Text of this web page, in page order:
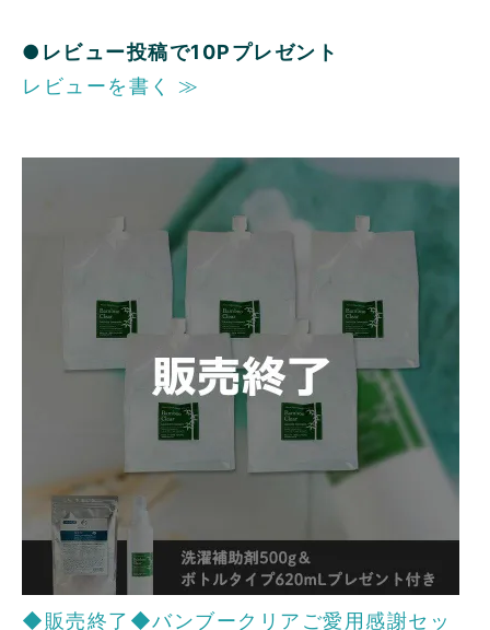
●レビュー投稿で10Pプレゼント
レビューを書く ≫
◆販売終了◆バンブークリアご愛用感謝セッ